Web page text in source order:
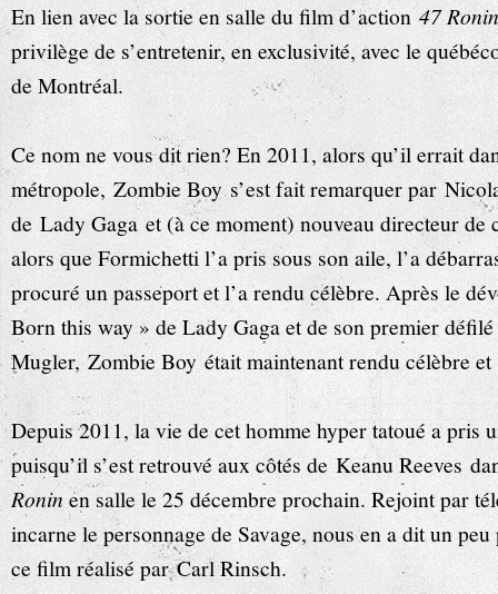
En lien avec la sortie en salle du film d’action 47 Ronin
privilège de s’entretenir, en exclusivité, avec le
de Montréal.
Ce nom ne vous dit rien? En 2011, alors qu’il errait
métropole, Zombie Boy s’est fait remarquer par
de Lady Gaga et (à ce moment) nouveau directeur de
alors que Formichetti l’a pris sous son aile, l’a
procuré un passeport et l’a rendu célèbre. Après le
Born this way » de Lady Gaga et de son premier
Mugler, Zombie Boy était maintenant rendu célèbre
Depuis 2011, la vie de cet homme hyper tatoué a pris
puisqu’il s’est retrouvé aux côtés de Keanu Reeves
Ronin en salle le 25 décembre prochain. Rejoint par
incarne le personnage de Savage, nous en a dit un
ce film réalisé par Carl Rinsch.